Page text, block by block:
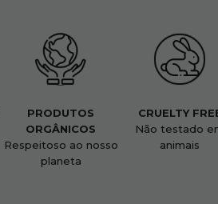
PRODUTOS
ORGÂNICOS
Respeitoso ao nosso
planeta
CRUELTY
Não testado
animais